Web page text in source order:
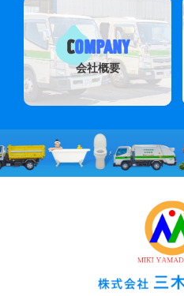
COMPANY
会社概要